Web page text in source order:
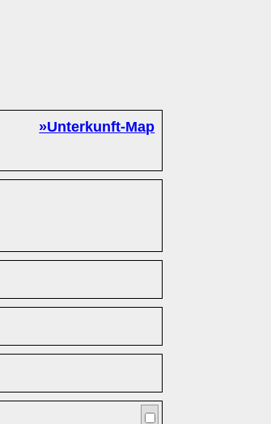
»Unterkunft-Map